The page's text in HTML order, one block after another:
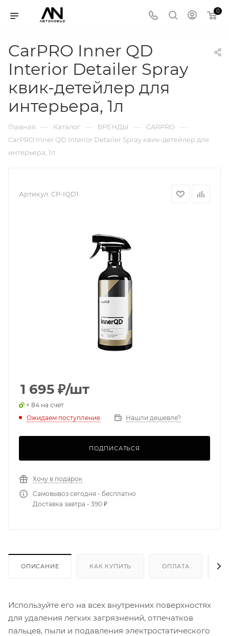
0
CarPRO Inner QD
Interior Detailer Spray
квик-детейлер для
интерьера, 1л
Главная — Каталог — БРЕНДЫ — CARPRO —
CarPRO Inner QD Interior Detailer Spray квик-детейлер для
интерьера, 1л
Артикул: CP-IQD1
1 695 ₽/шт
+ 84 на счет
Ожидаем поступление
Нашли дешевле?
ПОДПИСАТЬСЯ
Хочу в подарок
Самовывоз сегодня - бесплатно
Доставка завтра - 390 ₽
ОПИСАНИЕ КАК КУПИТЬ ОПЛАТА
Используйте его на всех внутренних поверхностях
для удаления легких загрязнений, отпечатков
пальцев, пыли и подавления электростатического